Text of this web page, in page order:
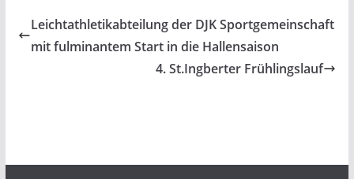
Leichtathletikabteilung der DJK Sportgemeinschaft
mit fulminantem Start in die Hallensaison
4. St.Ingberter Frühlingslauf